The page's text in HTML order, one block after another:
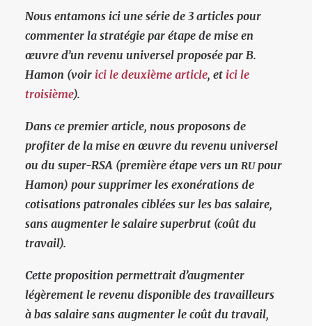
Nous entamons ici une série de 3 articles pour
commenter la stratégie par étape de mise en
œuvre d’un revenu universel proposée par B.
Hamon (voir ici le deuxième article, et ici le
troisième).
Dans ce premier article, nous proposons de
profiter de la mise en œuvre du revenu universel
ou du super-RSA (première étape vers un RUpour
Hamon) pour supprimer les exonérations de
cotisations patronales ciblées sur les bas salaire,
sans augmenter le salaire superbrut (coût du
travail).
Cette proposition permettrait d’augmenter
légèrement le revenu disponible des travailleurs
à bas salaire sans augmenter le coût du travail,